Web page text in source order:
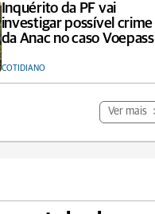
Inquérito da PF vai
investigar possível crime
da Anac no caso Voepass
COTIDIANO
Ver mais